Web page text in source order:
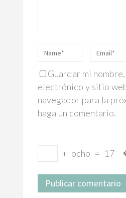
Guardar mi
electrónico y sitio
navegador para la
haga un comentario.
+ ocho = 17